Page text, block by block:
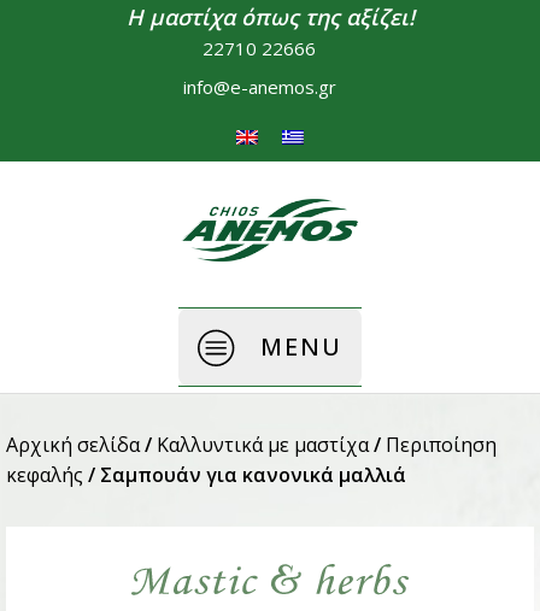
Η μαστίχα όπως της αξίζει!
22710 22666
info@e-anemos.gr
MENU
Αρχική σελίδα/ Καλλυντικά με μαστίχα/ Περιποίηση
κεφαλής / Σαμπουάν για κανονικά μαλλιά